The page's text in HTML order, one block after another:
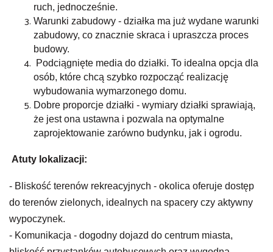
ruch, jednocześnie.
Warunki zabudowy - działka ma już wydane warunki
zabudowy, co znacznie skraca i upraszcza proces
budowy.
Podciągnięte media do działki. To idealna opcja dla
osób, które chcą szybko rozpocząć realizację
wybudowania wymarzonego domu.
Dobre proporcje działki - wymiary działki sprawiają,
że jest ona ustawna i pozwala na optymalne
zaprojektowanie zarówno budynku, jak i ogrodu.
Atuty lokalizacji:
- Bliskość terenów rekreacyjnych - okolica oferuje dostęp
do terenów zielonych, idealnych na spacery czy aktywny
wypoczynek.
- Komunikacja - dogodny dojazd do centrum miasta,